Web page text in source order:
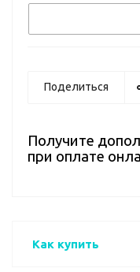
Поделиться
Получите
при оплате
Как купить